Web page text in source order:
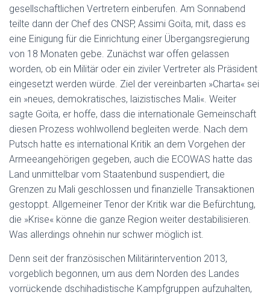
gesellschaftlichen Vertretern einberufen. Am Sonnabend
teilte dann der Chef des CNSP, Assimi Goïta, mit, dass es
eine Einigung für die Einrichtung einer Übergangsregierung
von 18 Monaten gebe. Zunächst war offen gelassen
worden, ob ein Militär oder ein ziviler Vertreter als Präsident
eingesetzt werden würde. Ziel der vereinbarten »Charta« sei
ein »neues, demokratisches, laizistisches Mali«. Weiter
sagte Goïta, er hoffe, dass die internationale Gemeinschaft
diesen Prozess wohlwollend begleiten werde. Nach dem
Putsch hatte es international Kritik an dem Vorgehen der
Armeeangehörigen gegeben, auch die ECOWAS hatte das
Land unmittelbar vom Staatenbund suspendiert, die
Grenzen zu Mali geschlossen und finanzielle Transaktionen
gestoppt. Allgemeiner Tenor der Kritik war die Befürchtung,
die »Krise« könne die ganze Region weiter destabilisieren.
Was allerdings ohnehin nur schwer möglich ist.
Denn seit der französischen Militärintervention 2013,
vorgeblich begonnen, um aus dem Norden des Landes
vorrückende dschihadistische Kampfgruppen aufzuhalten,